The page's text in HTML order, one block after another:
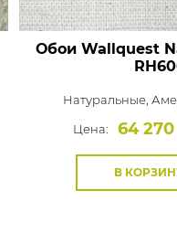
Обои Wallquest
Натуральные,
Цена:
64
В